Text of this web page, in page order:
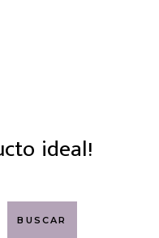
ideal!
BUSCAR